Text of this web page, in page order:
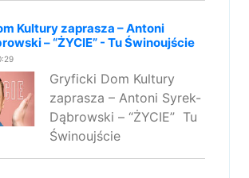
Kultury zaprasza – Antoni
– “ŻYCIE” - Tu Świnoujście
Gryficki Dom Kultury
zaprasza – Antoni Syrek-
Dąbrowski – “ŻYCIE” Tu
Świnoujście